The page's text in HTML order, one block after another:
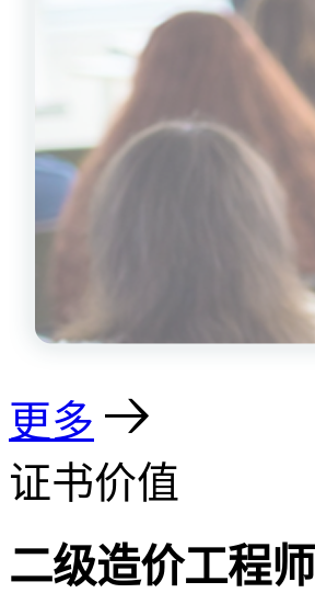
更多
证书价值
二级造价工程师